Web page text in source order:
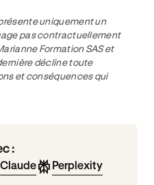
uniquement un
pas contractuellement
Formation SAS et
décline toute
et conséquences qui
:
Claude Perplexity